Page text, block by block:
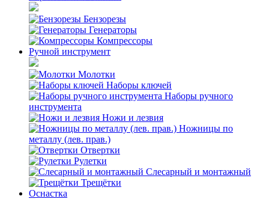
Бензорезы
Генераторы
Компрессоры
Ручной инструмент
Молотки
Наборы ключей
Наборы ручного
инструмента
Ножи и лезвия
Ножницы по
металлу (лев. прав.)
Отвертки
Рулетки
Слесарный и монтажный
Трещётки
Оснастка